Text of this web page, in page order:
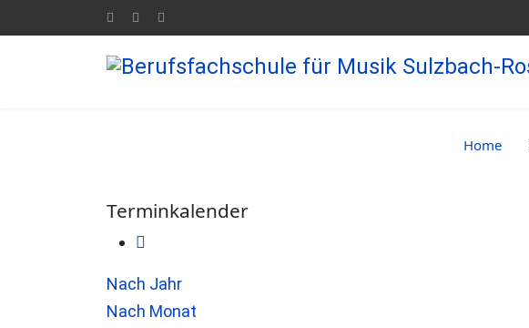
Home
Terminkalender
Nach Jahr
Nach Monat